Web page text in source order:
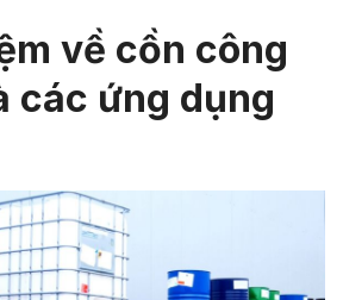
về cồn công
các ứng dụng